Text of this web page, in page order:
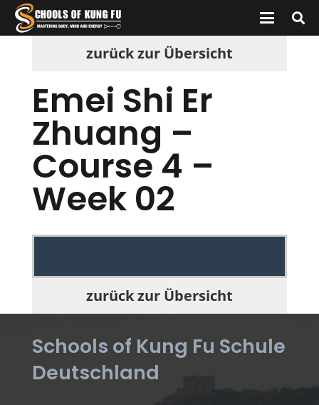
zurück zur Übersicht
Emei Shi Er
Zhuang –
Course 4 –
Week 02
zurück zur Übersicht
Schools of Kung Fu Schule
Deutschland